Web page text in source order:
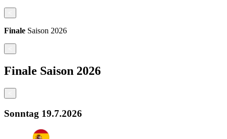
Finale Saison 2026
Finale Saison 2026
Sonntag 19.7.2026